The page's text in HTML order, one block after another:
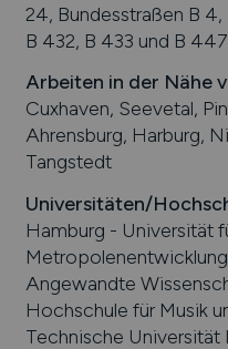
24, Bundesstraßen B 4,
B 432, B 433 und B 447
Arbeiten in der Nähe
Cuxhaven, Seevetal,
Ahrensburg, Harburg,
Tangstedt
Universitäten/
Hamburg - Universität
Angewandte
Hochschule für Musik
Technische